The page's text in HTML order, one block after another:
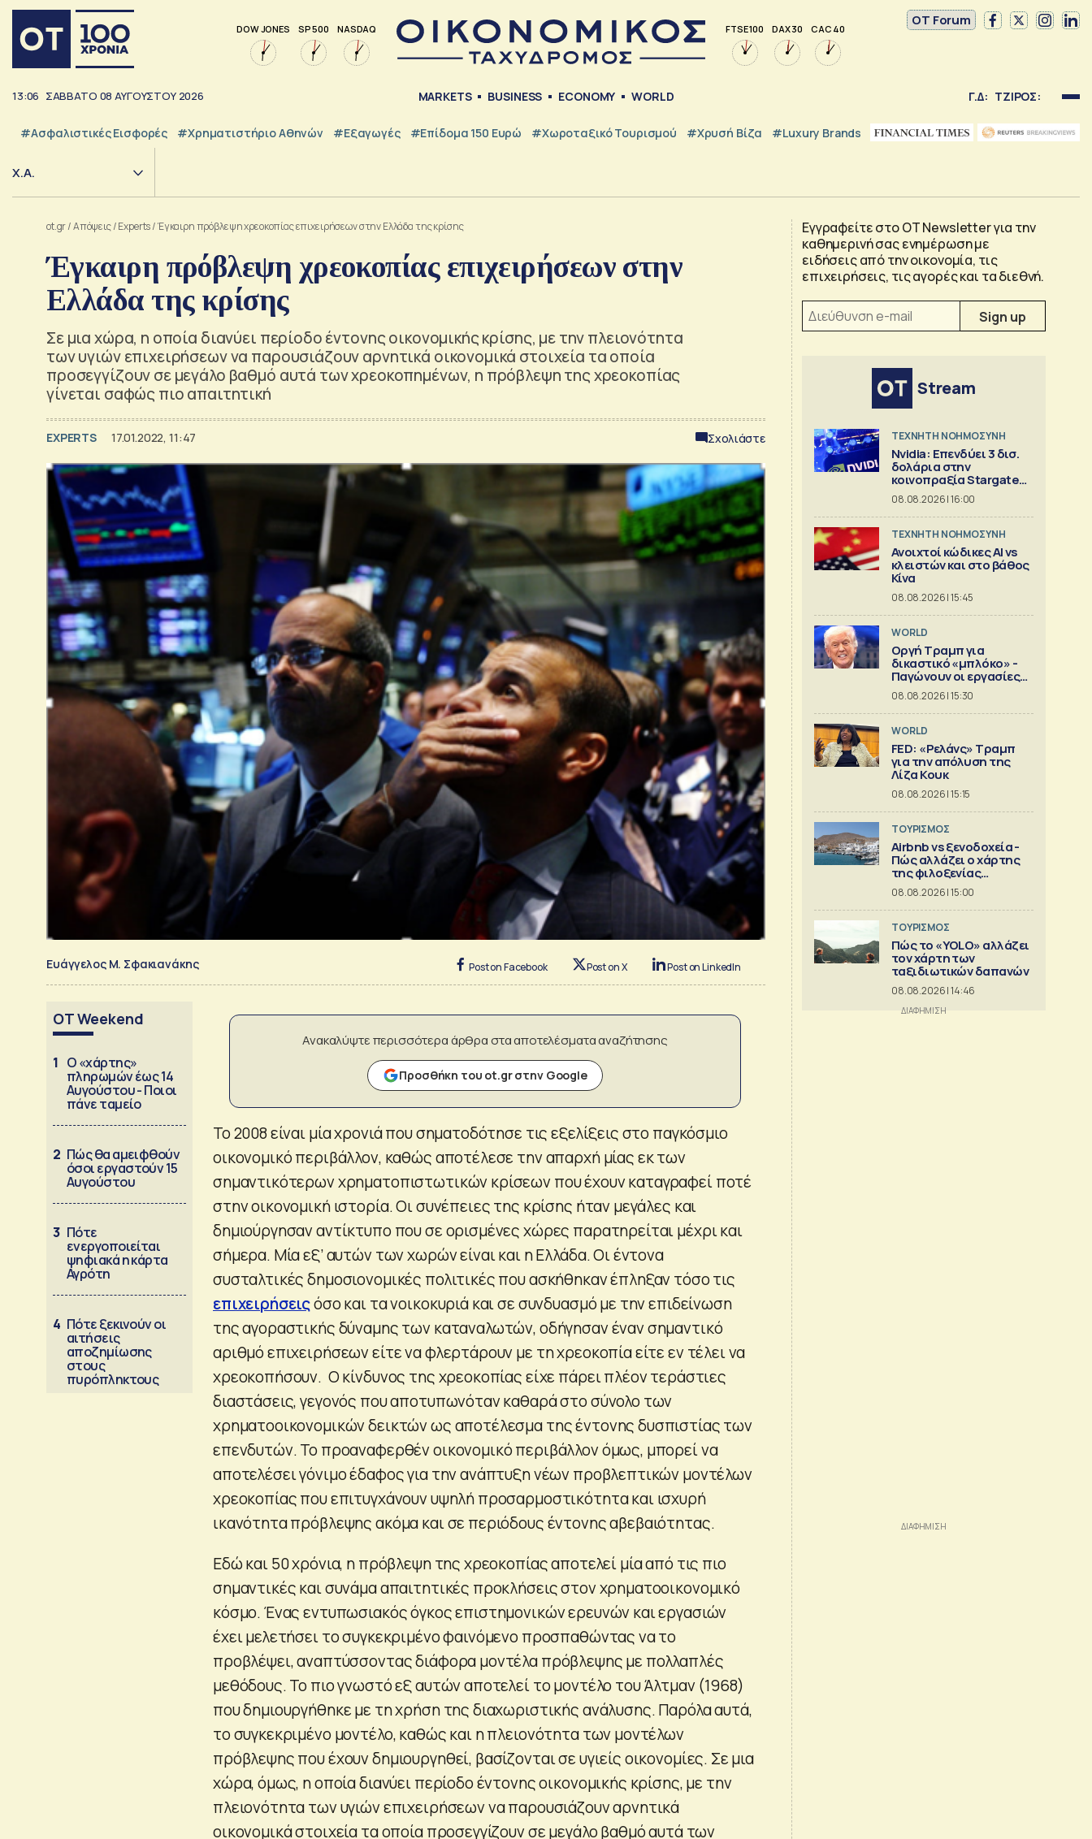
DOW JONES SP 500 NASDAQ FTSE 100 DAX 30 CAC 40
OT Forum
13:06 ΣΑΒΒΑΤΟ 08 ΑΥΓΟΥΣΤΟΥ 2026 MARKETS BUSINESS ECONOMY WORLD Γ.Δ: ΤΖΙΡΟΣ:
#Ασφαλιστικές Εισφορές #Χρηματιστήριο Αθηνών #εξαγωγές #Επίδομα 150 Ευρώ #Χωροταξικό Τουρισμού #Χρυσή Βίζα #luxury Brands
Χ.Α.
ot.gr/Απόψεις/Experts/Έγκαιρη πρόβλεψη χρεοκοπίας επιχειρήσεων στην Ελλάδα της κρίσης
Έγκαιρη πρόβλεψη χρεοκοπίας επιχειρήσεων στην
Ελλάδα της κρίσης
Σε μια χώρα, η οποία διανύει περίοδο έντονης οικονομικής κρίσης, με την πλειονότητα
των υγιών επιχειρήσεων να παρουσιάζουν αρνητικά οικονομικά στοιχεία τα οποία
προσεγγίζουν σε μεγάλο βαθμό αυτά των χρεοκοπημένων, η πρόβλεψη της χρεοκοπίας
γίνεται σαφώς πιο απαιτητική
EXPERTS 17.01.2022, 11:47 Σχολιάστε
Ευάγγελος Μ. Σφακιανάκης Post on Facebook Post on X Post on LinkedIn
OT Weekend
1 Ο «χάρτης»
πληρωμών έως 14
Αυγούστου - Ποιοι
πάνε ταμείο
2 Πώς θα αμειφθούν
όσοι εργαστούν 15
Αυγούστου
3 Πότε
ενεργοποιείται
ψηφιακά η κάρτα
Αγρότη
4 Πότε ξεκινούν οι
αιτήσεις
αποζημίωσης
στους
πυρόπληκτους
Ανακαλύψτε περισσότερα άρθρα στα αποτελέσματα αναζήτησης
Προσθήκη του ot.gr στην Google
Το 2008 είναι μία χρονιά που σηματοδότησε τις εξελίξεις στο παγκόσμιο
οικονομικό περιβάλλον, καθώς αποτέλεσε την απαρχή μίας εκ των
σημαντικότερων χρηματοπιστωτικών κρίσεων που έχουν καταγραφεί ποτέ
στην οικονομική ιστορία. Οι συνέπειες της κρίσης ήταν μεγάλες και
δημιούργησαν αντίκτυπο που σε ορισμένες χώρες παρατηρείται μέχρι και
σήμερα. Μία εξ’ αυτών των χωρών είναι και η Ελλάδα. Οι έντονα
συσταλτικές δημοσιονομικές πολιτικές που ασκήθηκαν έπληξαν τόσο τις
επιχειρήσειςόσο και τα νοικοκυριά και σε συνδυασμό με την επιδείνωση
της αγοραστικής δύναμης των καταναλωτών, οδήγησαν έναν σημαντικό
αριθμό επιχειρήσεων είτε να φλερτάρουν με τη χρεοκοπία είτε εν τέλει να
χρεοκοπήσουν. Ο κίνδυνος της χρεοκοπίας είχε πάρει πλέον τεράστιες
διαστάσεις, γεγονός που αποτυπωνόταν καθαρά στο σύνολο των
χρηματοοικονομικών δεικτών ως αποτέλεσμα της έντονης δυσπιστίας των
επενδυτών. Το προαναφερθέν οικονομικό περιβάλλον όμως, μπορεί να
αποτελέσει γόνιμο έδαφος για την ανάπτυξη νέων προβλεπτικών μοντέλων
χρεοκοπίας που επιτυγχάνουν υψηλή προσαρμοστικότητα και ισχυρή
ικανότητα πρόβλεψης ακόμα και σε περιόδους έντονης αβεβαιότητας.
Εδώ και 50 χρόνια, η πρόβλεψη της χρεοκοπίας αποτελεί μία από τις πιο
σημαντικές και συνάμα απαιτητικές προκλήσεις στον χρηματοοικονομικό
κόσμο. Ένας εντυπωσιακός όγκος επιστημονικών ερευνών και εργασιών
έχει μελετήσει το συγκεκριμένο φαινόμενο προσπαθώντας να το
προβλέψει, αναπτύσσοντας διάφορα μοντέλα πρόβλεψης με πολλαπλές
μεθόδους. Το πιο γνωστό εξ αυτών αποτελεί το μοντέλο του Άλτμαν (1968)
που δημιουργήθηκε με τη χρήση της διαχωριστικής ανάλυσης. Παρόλα αυτά,
το συγκεκριμένο μοντέλο, καθώς και η πλειονότητα των μοντέλων
πρόβλεψης που έχουν δημιουργηθεί, βασίζονται σε υγιείς οικονομίες. Σε μια
χώρα, όμως, η οποία διανύει περίοδο έντονης οικονομικής κρίσης, με την
πλειονότητα των υγιών επιχειρήσεων να παρουσιάζουν αρνητικά
οικονομικά στοιχεία τα οποία προσεγγίζουν σε μεγάλο βαθμό αυτά των
Εγγραφείτε στο OT Newsletter για την
καθημερινή σας ενημέρωση με
ειδήσεις από την οικονομία, τις
επιχειρήσεις, τις αγορές και τα διεθνή.
Stream
TΕΧΝΗΤΗ ΝΟΗΜΟΣΥΝΗ
Nvidia: Επενδύει 3 δισ.
δολάρια στην
κοινοπραξία Stargate
για κέντρα δεδομένων
08.08.2026 | 16:00
TΕΧΝΗΤΗ ΝΟΗΜΟΣΥΝΗ
Ανοιχτοί κώδικες AI vs
κλειστών και στο βάθος
Κίνα
08.08.2026 | 15:45
WORLD
Οργή Τραμπ για
δικαστικό «μπλόκο» -
Παγώνουν οι εργασίες
στη νέα αίθουσα
δεξιώσεων
08.08.2026 | 15:30
WORLD
FED: «Ρελάνς» Τραμπ
για την απόλυση της
Λίζα Κουκ
08.08.2026 | 15:15
ΤΟΥΡΙΣΜΟΣ
Airbnb vs ξενοδοχεία -
Πώς αλλάζει ο χάρτης
της φιλοξενίας
[γραφήματα]
08.08.2026 | 15:00
ΤΟΥΡΙΣΜΟΣ
Πώς το «YOLO» αλλάζει
τον χάρτη των
ταξιδιωτικών δαπανών
08.08.2026 | 14:46